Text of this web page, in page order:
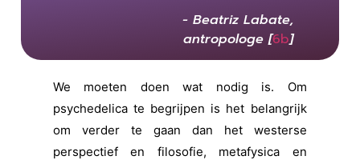
- Beatriz Labate,
antropologe [6b]
We moeten doen wat nodig is. Om
psychedelica te begrijpen is het belangrijk
om verder te gaan dan het westerse
perspectief en filosofie, metafysica en